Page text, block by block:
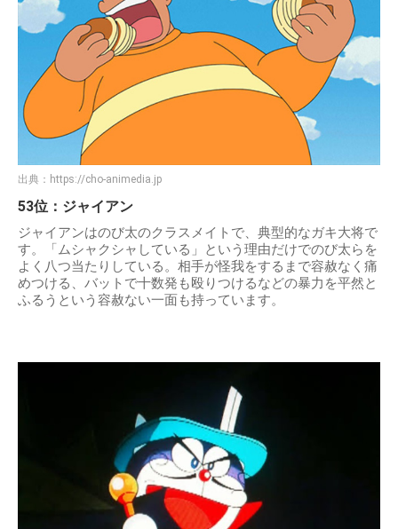
出典： https://cho-animedia.jp
53位：ジャイアン
ジャイアンはのび太のクラスメイトで、典型的なガキ大将で
す。「ムシャクシャしている」という理由だけでのび太らを
よく八つ当たりしている。相手が怪我をするまで容赦なく痛
めつける、バットで十数発も殴りつけるなどの暴力を平然と
ふるうという容赦ない一面も持っています。